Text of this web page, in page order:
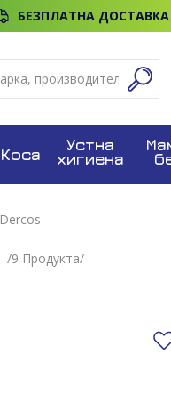
БЕЗПЛАТНА ДОСТАВКА
Коса
Устна
хигиена
Dercos
/9 Продуктa/